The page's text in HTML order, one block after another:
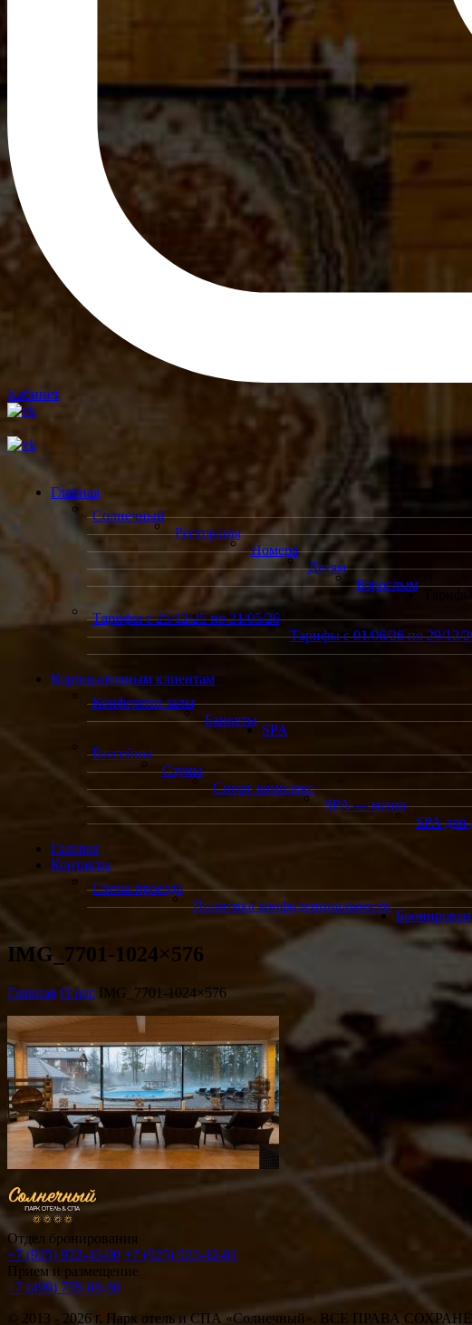
Кабинет
Главная
Солнечный
Рестораны
Номера
Детям
Взрослым
Тарифы с 25/12/25 по 31/05/26
Тарифы с 01/06/26 по 29/12/
Корпоративным клиентам
Конференц залы
Банкеты
SPA
Бассейны
Сауны
Спорт-комплекс
SPA — меню
SPA для
Галерея
Контакты
Схема проезда
Политика конфиденциальности
IMG_7701-1024×576
Главная О нас IMG_7701-1024×576
Отдел бронирования
+7 (925) 922-42-00 +7 (925) 922-42-01
Прием и размещение
+7 (499) 755-88-88
© 2013 - 2026 г. Парк отель и СПА «Солнечный». ВСЕ ПРАВА